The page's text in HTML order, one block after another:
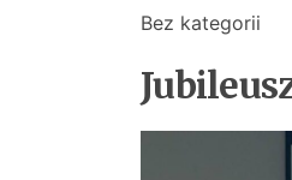
Bez kategorii